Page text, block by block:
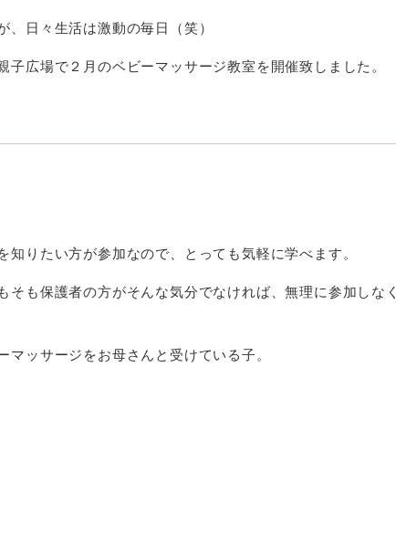
日々生活は激動の毎日（笑）
広場で２月のベビーマッサージ教室を開催致しました。
りたい方が参加なので、とっても気軽に学べます。
も保護者の方がそんな気分でなければ、無理に参加しなく
ッサージをお母さんと受けている子。